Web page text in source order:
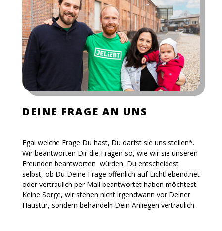
DEINE FRAGE AN UNS
Egal welche Frage Du hast, Du darfst sie uns stellen*.
Wir beantworten Dir die Fragen so, wie wir sie unseren
Freunden beantworten würden. Du entscheidest
selbst, ob Du Deine Frage öffenlich auf Lichtliebend.net
oder vertraulich per Mail beantwortet haben möchtest.
Keine Sorge, wir stehen nicht irgendwann vor Deiner
Haustür, sondern behandeln Dein Anliegen vertraulich.